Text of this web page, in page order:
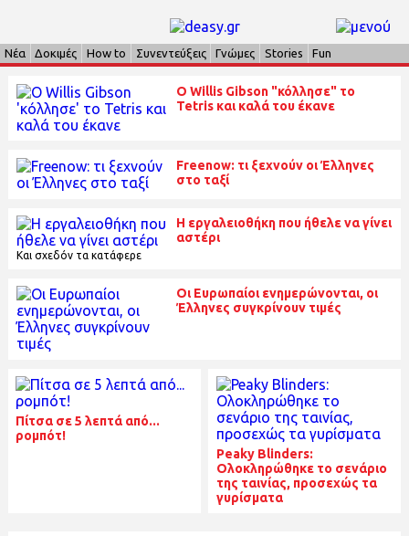
Νέα Δοκιμές How to Συνεντεύξεις Γνώμες Stories Fun
Ο Willis Gibson "κόλλησε" το
Tetris και καλά του έκανε
Freenow: τι ξεχνούν οι Έλληνες
στο ταξί
Η εργαλειοθήκη που ήθελε να γίνει
αστέρι
Και σχεδόν τα κατάφερε
Οι Ευρωπαίοι ενημερώνονται, οι
Έλληνες συγκρίνουν τιμές
Πίτσα σε 5 λεπτά από...
ρομπότ!
Peaky Blinders:
Ολοκληρώθηκε το σενάριο
της ταινίας, προσεχώς τα
γυρίσματα